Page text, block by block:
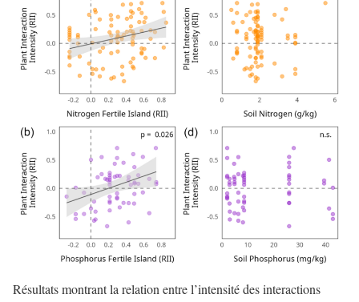
Résultats montrant la relation entre l’intensité des interactions